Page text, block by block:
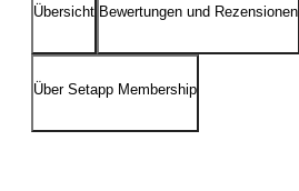
Übersicht Bewertungen und Rezensionen
Über Setapp Membership